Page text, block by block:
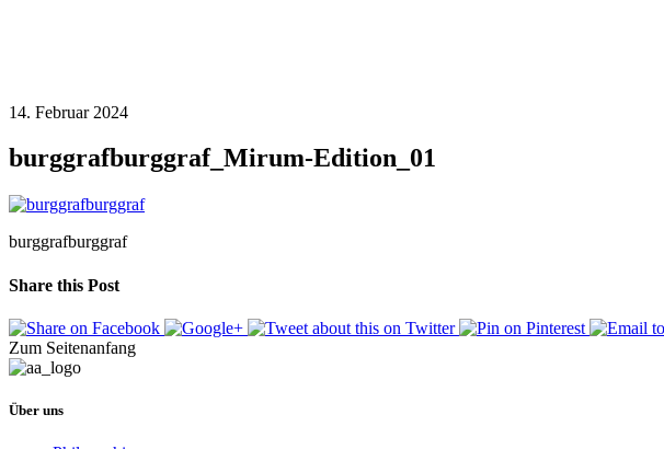
14. Februar 2024
burggrafburggraf_Mirum-Edition_01
burggrafburggraf
Share this Post
Zum Seitenanfang
Über uns